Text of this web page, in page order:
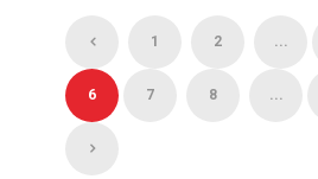
1 2 ...
6 7 8 ...